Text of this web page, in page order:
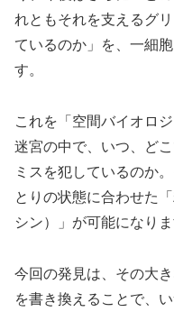
れともそれを支えるグ
ているのか」を、一細
す。
これを「空間バイオロ
迷宮の中で、いつ、ど
ミスを犯しているのか
とりの状態に合わせた
シン）」が可能になりま
今回の発見は、その大
を書き換えることで、